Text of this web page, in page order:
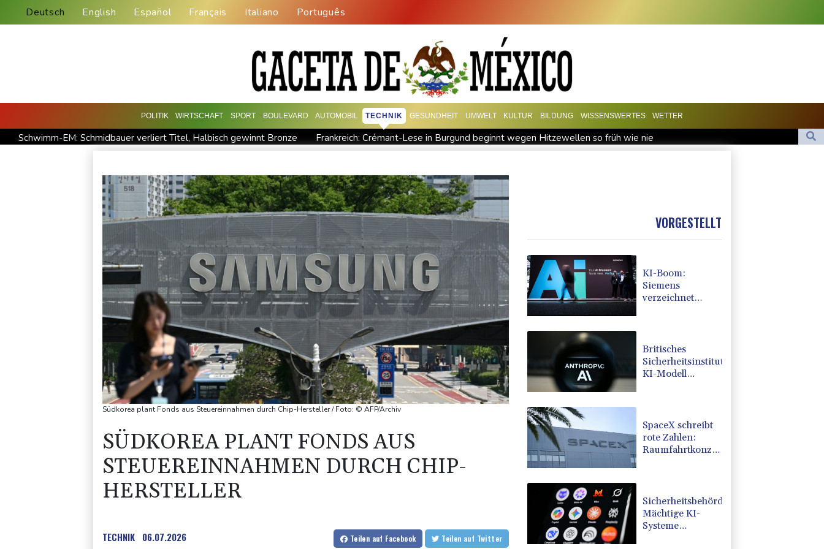
Deutsch English Español Français Italiano Português
POLITIK WIRTSCHAFT SPORT BOULEVARD AUTOMOBIL TECHNIK GESUNDHEIT UMWELT KULTUR BILDUNG WISSENSWERTES WETTER
Schwimm-EM: Schmidbauer verliert Titel, Halbisch gewinnt Bronze
Frankreich: Crémant-Lese in Burgund beginnt wegen Hitzewellen so früh wie nie
Verkehrsminister Bilger verteidigt Aussetzung von Sonntagsfahrverbot für Lkw
Maextro S800: Chinas Luxusangriff auf Maybach und S-Klasse
Leverkusen verlängert mit Carro und Rolfes
Opel Grandland Electric AWD: Zugkraft für den Wohnwagen Schwimm-EM: Freiwasserstaffel um Wellbrock gewinnt Gold
Südkorea plant Fonds aus Steuereinnahmen durch Chip-Hersteller / Foto: © AFP/Archiv
SÜDKOREA PLANT FONDS AUS
STEUEREINNAHMEN DURCH CHIP-
HERSTELLER
TECHNIK 06.07.2026 Teilen auf Facebook Teilen auf Twitter
VORGESTELLT
KI-Boom:
Siemens
verzeichnet
Gewinnzuwachs
Britisches
Sicherheitsinstitut:
KI-Modell
SpaceX schreibt
rote Zahlen:
Raumfahrtkonzern
Sicherheitsbehörden:
Mächtige KI-
Systeme